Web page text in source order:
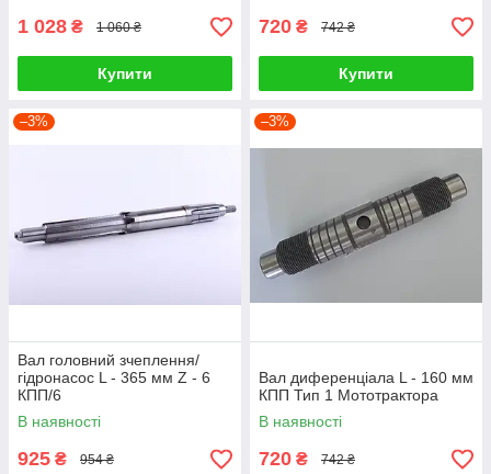
1 028 ₴ 1 060 ₴
Купити
720 ₴ 742 ₴
Купити
–3%
Вал головний зчеплення/
гідронасос L - 365 мм Z - 6
КПП/6
В наявності
925 ₴ 954 ₴
–3%
Вал диференціала L - 160 мм
КПП Тип 1 Мототрактора
В наявності
720 ₴ 742 ₴